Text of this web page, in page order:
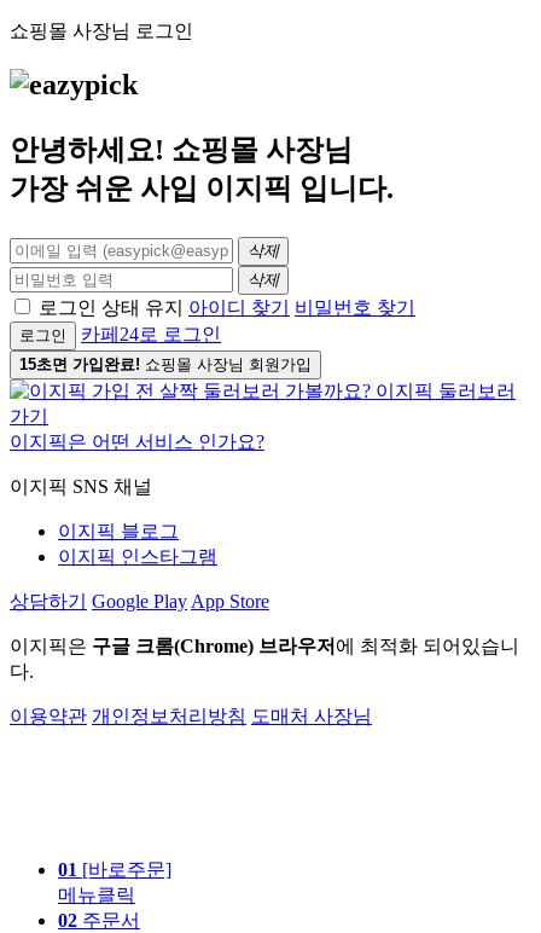
쇼핑몰 사장님 로그인
안녕하세요! 쇼핑몰 사장님
가장 쉬운 사입 이지픽 입니다.
삭제
삭제
로그인 상태 유지 아이디 찾기 비밀번호 찾기
로그인 카페24로 로그인
15초면 가입완료! 쇼핑몰 사장님 회원가입
이지픽은 어떤 서비스 인가요?
이지픽 SNS 채널
이지픽 블로그
이지픽 인스타그램
상담하기 Google Play App Store
이지픽은 구글 크롬(Chrome) 브라우저 에 최적화 되어있습니
다.
이용약관 개인정보처리방침 도매처 사장님
01 [바로주문]
메뉴클릭
02 주문서